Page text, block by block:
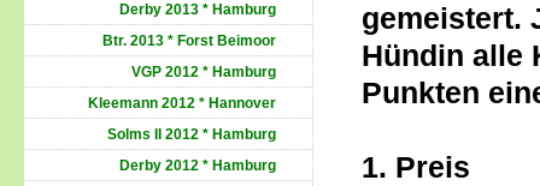
gemeistert.
Hündin alle
Punkten
1.
Derby 2013 * Hamburg
Btr. 2013 * Forst Beimoor
VGP 2012 * Hamburg
Kleemann 2012 * Hannover
Solms II 2012 * Hamburg
Derby 2012 * Hamburg